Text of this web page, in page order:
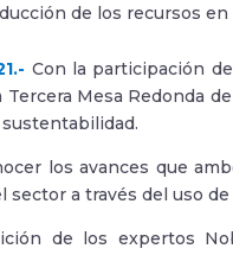
de los recursos en
Con la participación
Tercera Mesa Redonda
los avances que
a través del uso
de los expertos